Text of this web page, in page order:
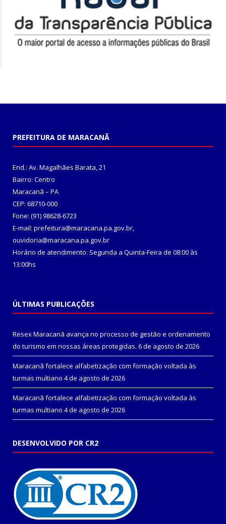
PREFEITURA DE MARACANÃ
End.: Av. Magalhães Barata, 21
Bairro: Centro
Maracanã – PA
CEP: 68710-000
Fone: (91) 98628-6723
E-mail: prefeitura@maracana.pa.gov.br,
ouvidoria@maracana.pa.gov.br
Horário de atendimento: Segunda a Quinta-Feira de 08:00 às
13:00hs
ÚLTIMAS PUBLICAÇÕES
Resex Maracanã avança no processo de gestão e ordenamento
do turismo em nossas áreas protegidas. 6 de agosto de 2026
Maracanã fortalece alfabetização com formação voltada às
turmas multiano 4 de agosto de 2026
Maracanã fortalece alfabetização com formação voltada às
turmas multiano 4 de agosto de 2026
DESENVOLVIDO POR CR2